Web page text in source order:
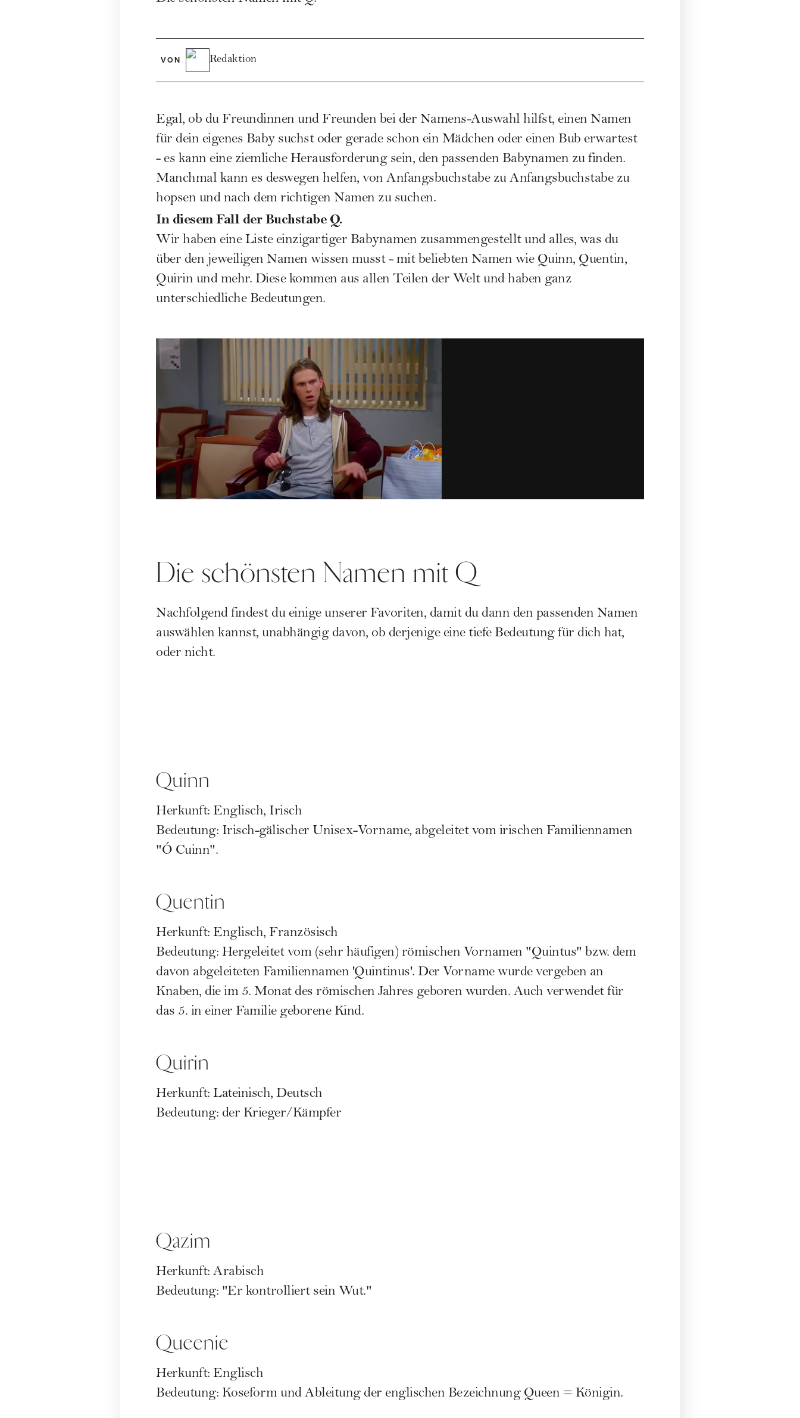
VON Redaktion
Egal, ob du Freundinnen und Freunden bei der Namens-Auswahl hilfst, einen Namen
für dein eigenes Baby suchst oder gerade schon ein Mädchen oder einen Bub erwartest
- es kann eine ziemliche Herausforderung sein, den passenden Babynamen zu finden.
Manchmal kann es deswegen helfen, von Anfangsbuchstabe zu Anfangsbuchstabe zu
hopsen und nach dem richtigen Namen zu suchen.
In diesem Fall der Buchstabe Q.
Wir haben eine Liste einzigartiger Babynamen zusammengestellt und alles, was du
über den jeweiligen Namen wissen musst - mit beliebten Namen wie Quinn, Quentin,
Quirin und mehr. Diese kommen aus allen Teilen der Welt und haben ganz
unterschiedliche Bedeutungen.
Die schönsten Namen mit Q
Nachfolgend findest du einige unserer Favoriten, damit du dann den passenden Namen
auswählen kannst, unabhängig davon, ob derjenige eine tiefe Bedeutung für dich hat,
oder nicht.
Quinn
Herkunft: Englisch, Irisch
Bedeutung: Irisch-gälischer Unisex-Vorname, abgeleitet vom irischen Familiennamen
"Ó Cuinn".
Quentin
Herkunft: Englisch, Französisch
Bedeutung: Hergeleitet vom (sehr häufigen) römischen Vornamen "Quintus" bzw. dem
davon abgeleiteten Familiennamen 'Quintinus'. Der Vorname wurde vergeben an
Knaben, die im 5. Monat des römischen Jahres geboren wurden. Auch verwendet für
das 5. in einer Familie geborene Kind.
Quirin
Herkunft: Lateinisch, Deutsch
Bedeutung: der Krieger/Kämpfer
Qazim
Herkunft: Arabisch
Bedeutung: "Er kontrolliert sein Wut."
Queenie
Herkunft: Englisch
Bedeutung: Koseform und Ableitung der englischen Bezeichnung Queen = Königin.